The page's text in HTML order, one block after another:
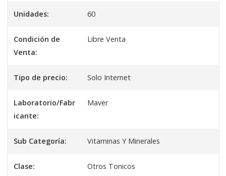
Unidades: 60
Condición de
Venta:
Libre Venta
Tipo de precio: Solo Internet
Laboratorio/Fabr
icante:
Maver
Sub Categoría: Vitaminas Y Minerales
Clase: Otros Tonicos